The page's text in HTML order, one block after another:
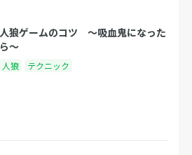
人狼ゲームのコツ 〜吸血鬼になった
ら〜
人狼 テクニック